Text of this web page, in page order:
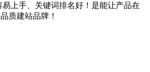
上手、关键词排名好！是能让产品在
质建站品牌！